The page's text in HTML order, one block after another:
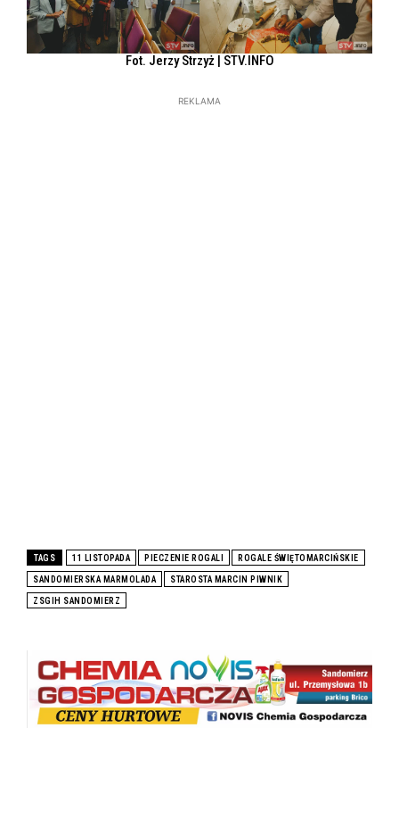
Fot. Jerzy Strzyż | STV.INFO
REKLAMA
TAGS 11 LISTOPADA PIECZENIE ROGALI ROGALE ŚWIĘTOMARCIŃSKIE
SANDOMIERSKA MARMOLADA STAROSTA MARCIN PIWNIK
ZSGIH SANDOMIERZ